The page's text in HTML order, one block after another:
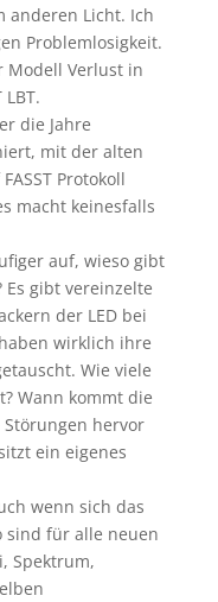
anderen Licht. Ich
Problemlosigkeit.
Modell Verlust in
die Jahre
mit der alten
Protokoll
macht keinesfalls
auf, wieso gibt
gibt vereinzelte
der LED bei
wirklich ihre
Wie viele
Wann kommt die
hervor
ein eigenes
wenn sich das
sind für alle neuen
Spektrum,